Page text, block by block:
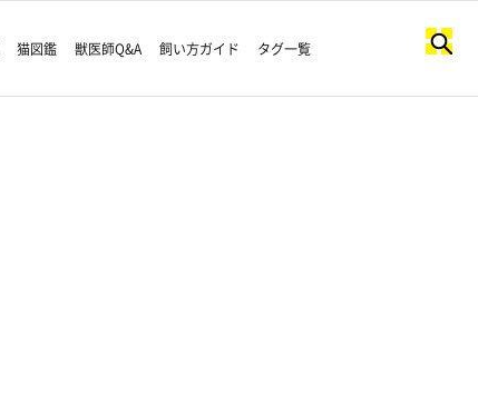
猫図鑑 獣医師Q&A 飼い方ガイド タグ一覧